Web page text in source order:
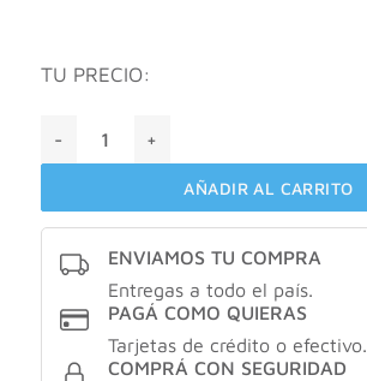
TU PRECIO:
AÑADIR AL CARRITO
ENVIAMOS TU COMPRA
Entregas a todo el país.
PAGÁ COMO QUIERAS
Tarjetas de crédito o efectivo.
COMPRÁ CON SEGURIDAD